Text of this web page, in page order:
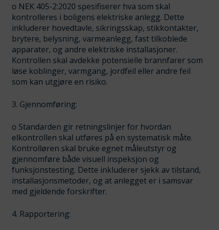
o NEK 405-2:2020 spesifiserer hva som skal
kontrolleres i boligens elektriske anlegg. Dette
inkluderer hovedtavle, sikringsskap, stikkontakter,
brytere, belysning, varmeanlegg, fast tilkoblede
apparater, og andre elektriske installasjoner.
Kontrollen skal avdekke potensielle brannfarer som
løse koblinger, varmgang, jordfeil eller andre feil
som kan utgjøre en risiko.
3. Gjennomføring:
o Standarden gir retningslinjer for hvordan
elkontrollen skal utføres på en systematisk måte.
Kontrolløren skal bruke egnet måleutstyr og
gjennomføre både visuell inspeksjon og
funksjonstesting. Dette inkluderer sjekk av tilstand,
installasjonsmetoder, og at anlegget er i samsvar
med gjeldende forskrifter.
4. Rapportering: